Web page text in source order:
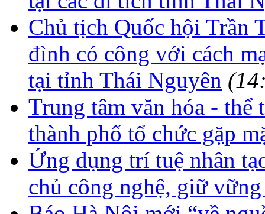
Chủ tịch Quốc hội Trần
đình có công với cách
tại tỉnh Thái Nguyên
Trung tâm văn hóa - thể
thành phố tổ chức gặp
Ứng dụng trí tuệ nhân
chủ công nghệ, giữ